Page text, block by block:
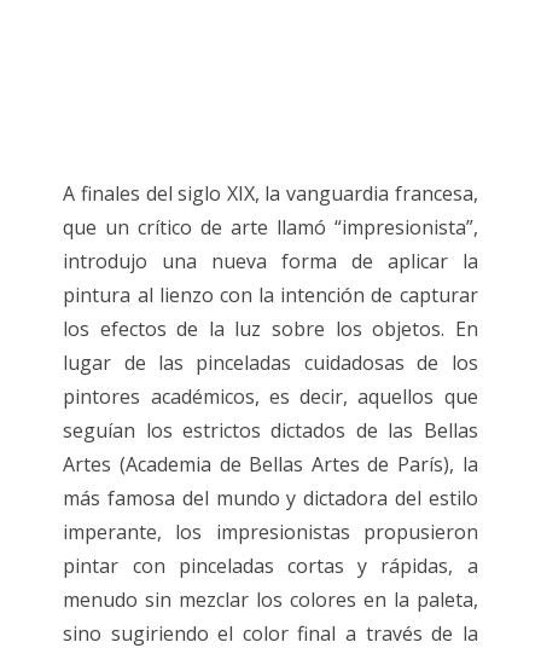
A finales del siglo XIX, la vanguardia francesa,
que un crítico de arte llamó “impresionista”,
introdujo una nueva forma de aplicar la
pintura al lienzo con la intención de capturar
los efectos de la luz sobre los objetos. En
lugar de las pinceladas cuidadosas de los
pintores académicos, es decir, aquellos que
seguían los estrictos dictados de las Bellas
Artes (Academia de Bellas Artes de París), la
más famosa del mundo y dictadora del estilo
imperante, los impresionistas propusieron
pintar con pinceladas cortas y rápidas, a
menudo sin mezclar los colores en la paleta,
sino sugiriendo el color final a través de la